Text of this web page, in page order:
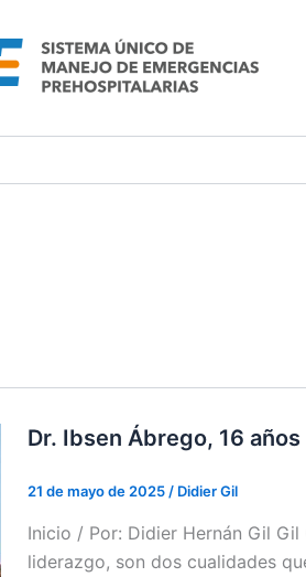
Dr. Ibsen Ábrego, 16
21 de mayo de 2025 / Didier Gil
Inicio / Por: Didier Hernán Gil
liderazgo, son dos cualidades